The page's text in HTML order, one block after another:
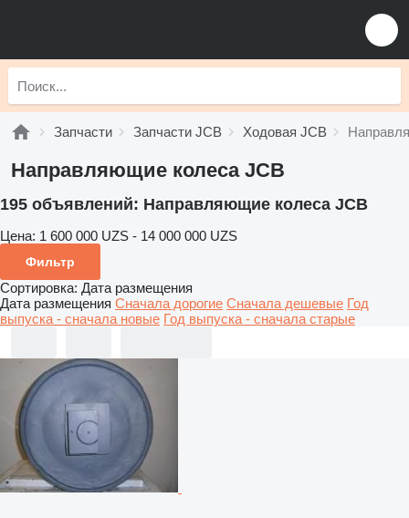
Запчасти Запчасти JCB Ходовая JCB
Направляющие колеса JCB
195 объявлений: Направляющие колеса JCB
Цена: 1 600 000 UZS - 14 000 000 UZS
Фильтр
Сортировка: Дата размещения
Дата размещения Сначала дорогие Сначала дешевые Год
выпуска - сначала новые Год выпуска - сначала старые